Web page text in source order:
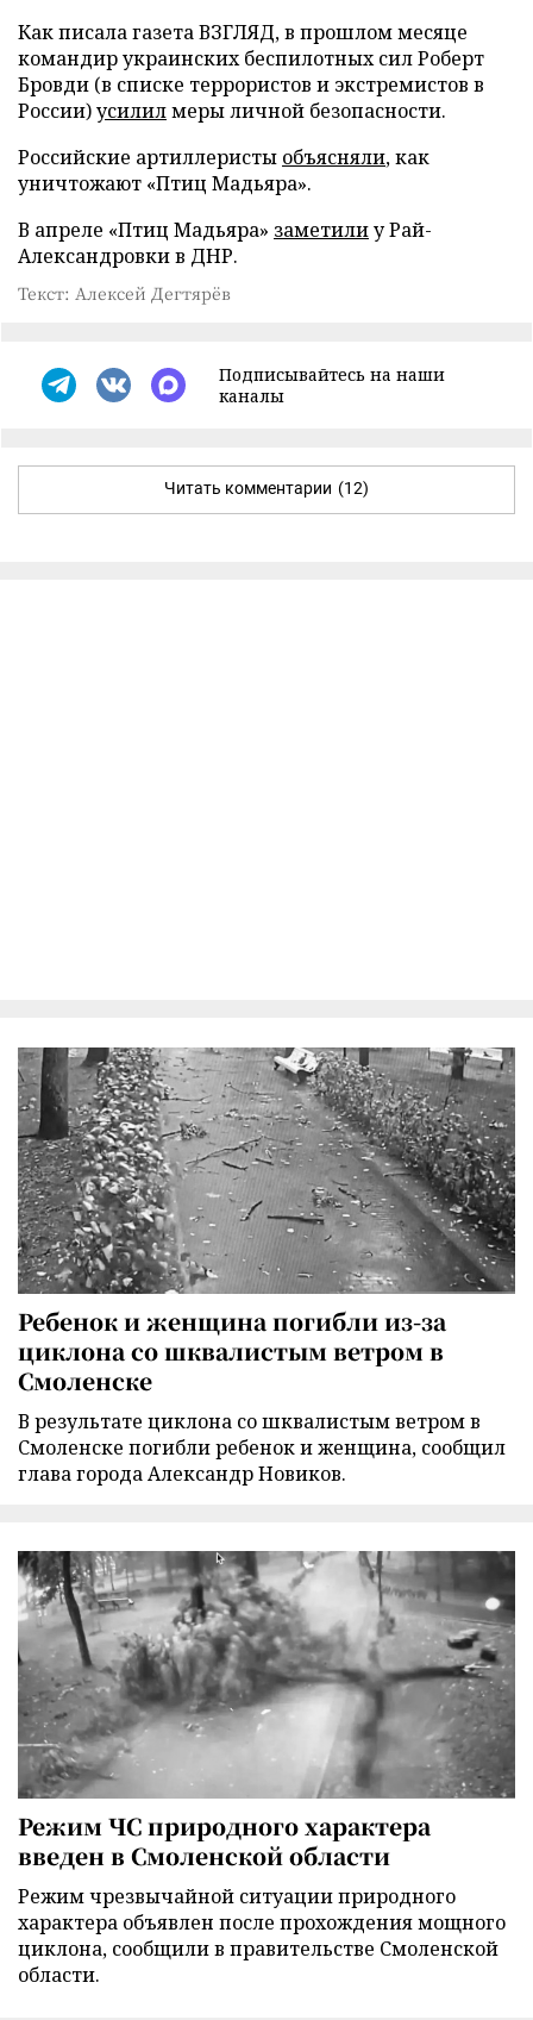
Как писала газета ВЗГЛЯД, в прошлом месяце
командир украинских беспилотных сил Роберт
Бровди (в списке террористов и экстремистов в
России)усилилмеры личной безопасности.
Российские артиллеристы объясняли, как
уничтожают «Птиц Мадьяра».
В апреле «Птиц Мадьяра» заметилиу Рай-
Александровки в ДНР.
Текст: Алексей Дегтярёв
Подписывайтесь на наши
каналы
Читать комментарии (12)
Ребенок и женщина погибли из-за
циклона со шквалистым ветром в
Смоленске
В результате циклона со шквалистым ветром в
Смоленске погибли ребенок и женщина, сообщил
глава города Александр Новиков.
Режим ЧС природного характера
введен в Смоленской области
Режим чрезвычайной ситуации природного
характера объявлен после прохождения мощного
циклона, сообщили в правительстве Смоленской
области.